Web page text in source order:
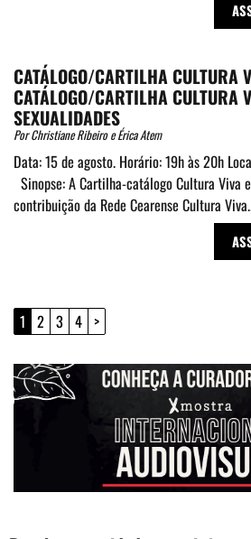
CATÁLOGO/CARTILHA CULTURA
CATÁLOGO/CARTILHA CULTURA
SEXUALIDADES
Por Christiane Ribeiro e Érica Atem
Data: 15 de agosto. Horário: 19h às 20h
Sinopse: A Cartilha-catálogo Cultura Viva
contribuição da Rede Cearense Cultura
1 2 3 4 >